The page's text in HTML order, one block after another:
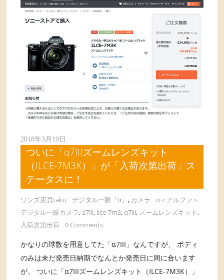
2018年3月19日
ついに「α7IIIズームレンズキット
（ILCE-7M3K）」が「入荷次第出荷」ス
テータスに！
ワンズ店員taku デジタル一眼『α』, カメラ
α＜アルファ＞
デジタル一眼カメラ,a7iii, ilce-7m3,α7iii, ズームレンズキット,
入荷次第出荷
0 Comments
かなりの球数を用意してた「α7III」なんですが、 ボディ
のみは未だ発売日納期でなんとか発売日に間に合います
が、 ついに「α7IIIズームレンズキット（ILCE-7M3K）」